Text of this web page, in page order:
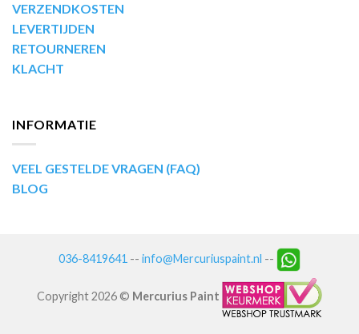
VERZENDKOSTEN
LEVERTIJDEN
RETOURNEREN
KLACHT
INFORMATIE
VEEL GESTELDE VRAGEN (FAQ)
BLOG
036-8419641 -- info@Mercuriuspaint.nl --
Copyright 2026 © Mercurius Paint